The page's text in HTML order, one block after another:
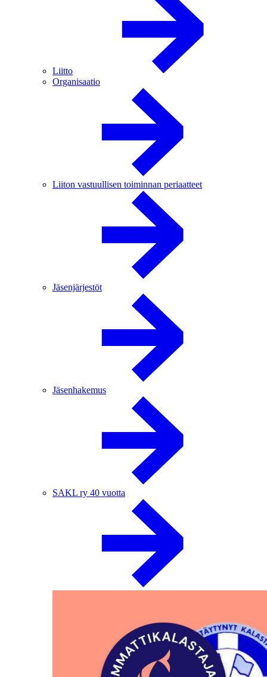
Liitto
Organisaatio
Liiton vastuullisen toiminnan periaatteet
Jäsenjärjestöt
Jäsenhakemus
SAKL ry 40 vuotta